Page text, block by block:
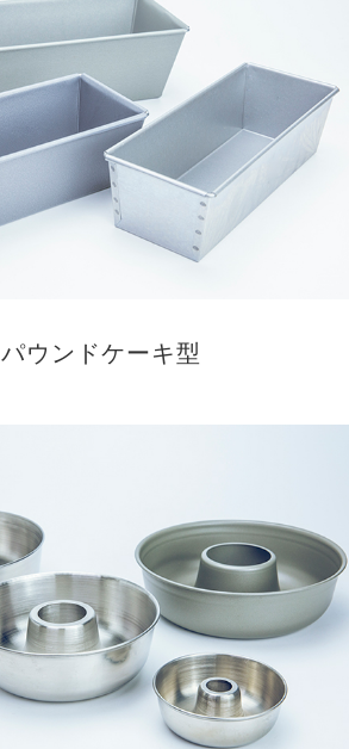
パウンドケーキ型